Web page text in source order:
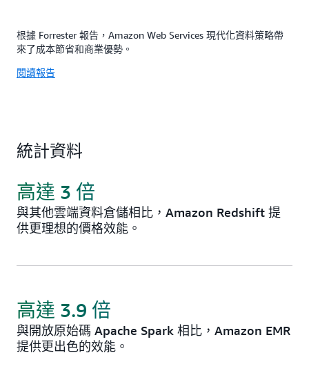
根據 Forrester 報告，Amazon Web Services 現代化資料策略帶
來了成本節省和商業優勢。
閱讀報告
統計資料
與其他雲端資料倉儲相比，Amazon Redshift 提
供更理想的價格效能。
高達 3 倍
與開放原始碼 Apache Spark 相比，Amazon EMR
提供更出色的效能。
高達 3.9 倍